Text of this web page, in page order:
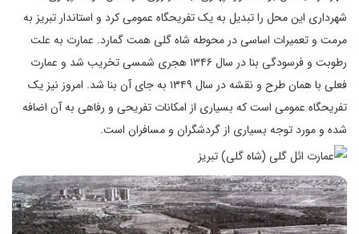
شهرداری این محل را تبدیل به یک تفریحگاه عمومی کرد و استاندار تبریز به
مرمت و تعمیرات اساسی در محوطه شاه گلی همت گمارد. عمارت به علت
رطوبت و فرسودگی بنا در سال ۱۳۴۶ هجری شمسی تخریب شد و عمارت
فعلی با همان طرح و نقشه در سال ۱۳۴۹ به جای آن بنا شد. امروز نیز یک
تفریحگاه عمومی است که بسیاری از امکانات تفریحی و رفاهی به آن اضافه
شده و مورد توجه بسیاری از گردشگران و مسافران است.